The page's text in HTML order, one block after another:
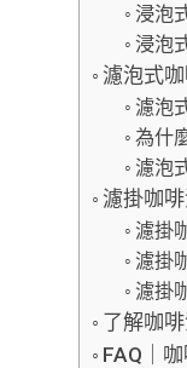
浸泡
浸泡
濾泡式
濾泡
為什
濾泡
濾掛咖
濾掛
濾掛
濾掛
了解咖
FAQ｜